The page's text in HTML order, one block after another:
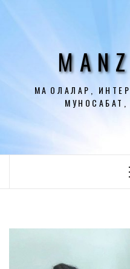
МАҚОЛАЛАР,